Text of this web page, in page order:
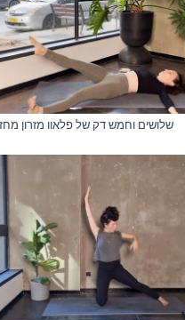
!שלושים וחמש דק של פלאוו מזרון